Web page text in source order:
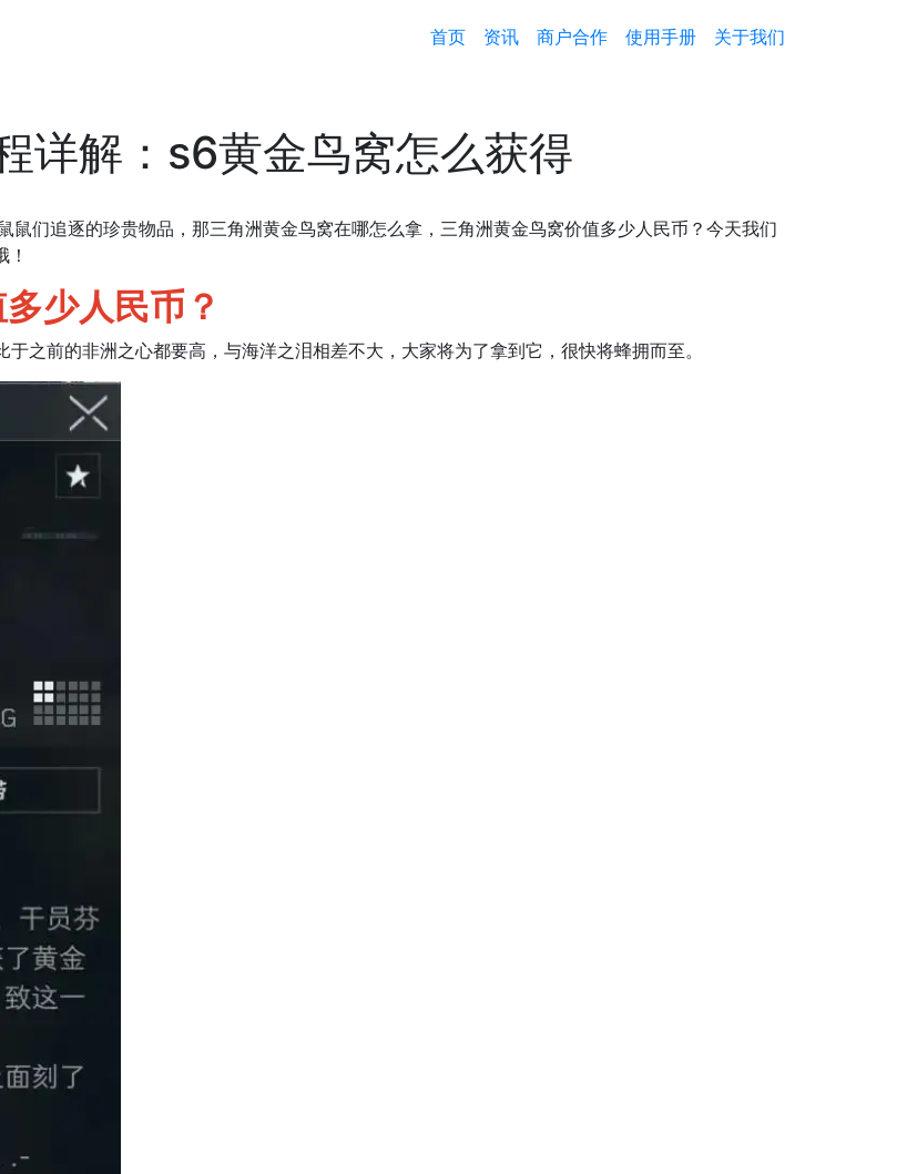
首页 资讯 商户合作 使用手册 关于我们
详解：s6黄金鸟窝怎么获得
鼠们追逐的珍贵物品，那三角洲黄金鸟窝在哪怎么拿，三角洲黄金鸟窝价值多少人民币？今天我们
少人民币？
前的非洲之心都要高，与海洋之泪相差不大，大家将为了拿到它，很快将蜂拥而至。